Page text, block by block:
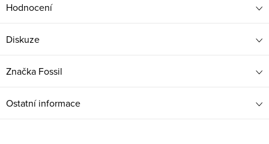
Hodnocení
Diskuze
Značka Fossil
Ostatní informace